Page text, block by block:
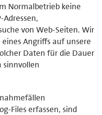
Normalbetrieb keine
Adressen,
von Web-Seiten. Wir
Angriffs auf unsere
Daten für die Dauer
sinnvollen
Files erfassen, sind